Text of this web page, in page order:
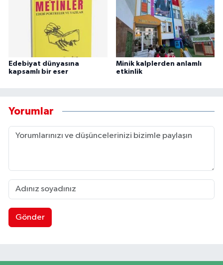
Edebiyat dünyasına
kapsamlı bir eser
Minik kalplerden anlamlı
etkinlik
Yorumlar
Gönder